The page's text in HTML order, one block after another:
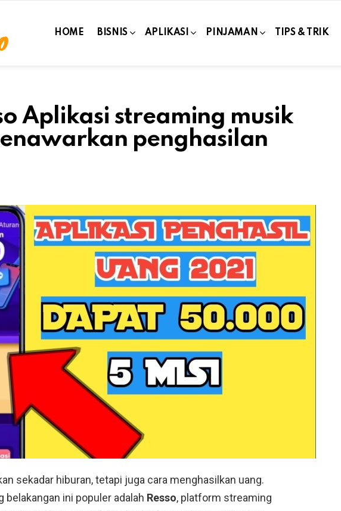
HOME BISNIS APLIKASI PINJAMAN TIPS & TRIK
Aplikasi streaming musik
penghasilan
sekadar hiburan, tetapi juga cara menghasilkan uang.
belakangan ini populer adalah Resso, platform streaming